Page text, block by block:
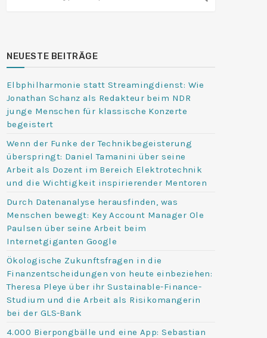
NEUESTE BEITRÄGE
Elbphilharmonie statt Streamingdienst: Wie
Jonathan Schanz als Redakteur beim NDR
junge Menschen für klassische Konzerte
begeistert
Wenn der Funke der Technikbegeisterung
überspringt: Daniel Tamanini über seine
Arbeit als Dozent im Bereich Elektrotechnik
und die Wichtigkeit inspirierender Mentoren
Durch Datenanalyse herausfinden, was
Menschen bewegt: Key Account Manager Ole
Paulsen über seine Arbeit beim
Internetgiganten Google
Ökologische Zukunftsfragen in die
Finanzentscheidungen von heute einbeziehen:
Theresa Pleye über ihr Sustainable-Finance-
Studium und die Arbeit als Risikomangerin
bei der GLS-Bank
4.000 Bierpongbälle und eine App: Sebastian